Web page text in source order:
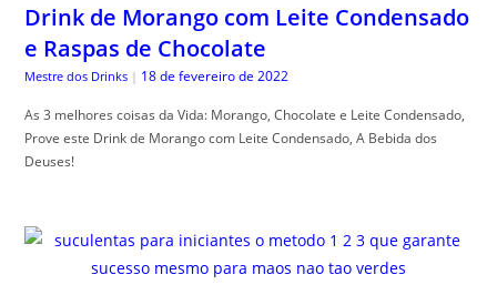
Drink de Morango com Leite Condensado
e Raspas de Chocolate
Mestre dos Drinks | 18 de fevereiro de 2022
As 3 melhores coisas da Vida: Morango, Chocolate e Leite Condensado,
Prove este Drink de Morango com Leite Condensado, A Bebida dos
Deuses!